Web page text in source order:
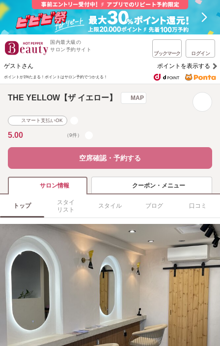
国内最大級の
サロン予約サイト
ブックマーク ログイン
ゲストさん ポイントを表示する
ポイントが1%たまる！ ポイントはサロン予約でつかえる！
THE YELLOW【ザ イエロー】 MAP
スマート支払いOK
5.00 （9件）
空席確認・予約する
サロン情報 クーポン・メニュー
トップ
スタイ
リスト
スタイル ブログ 口コミ